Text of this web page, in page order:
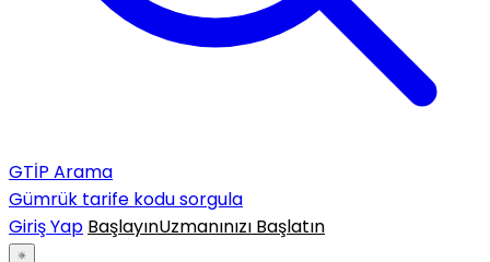
GTİP Arama
Gümrük tarife kodu sorgula
Giriş Yap BaşlayınUzmanınızı Başlatın